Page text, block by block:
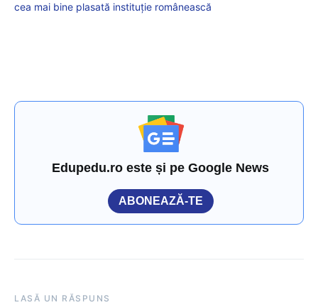
cea mai bine plasată instituție românească
Edupedu.ro este și pe Google News
ABONEAZĂ-TE
LASĂ UN RĂSPUNS